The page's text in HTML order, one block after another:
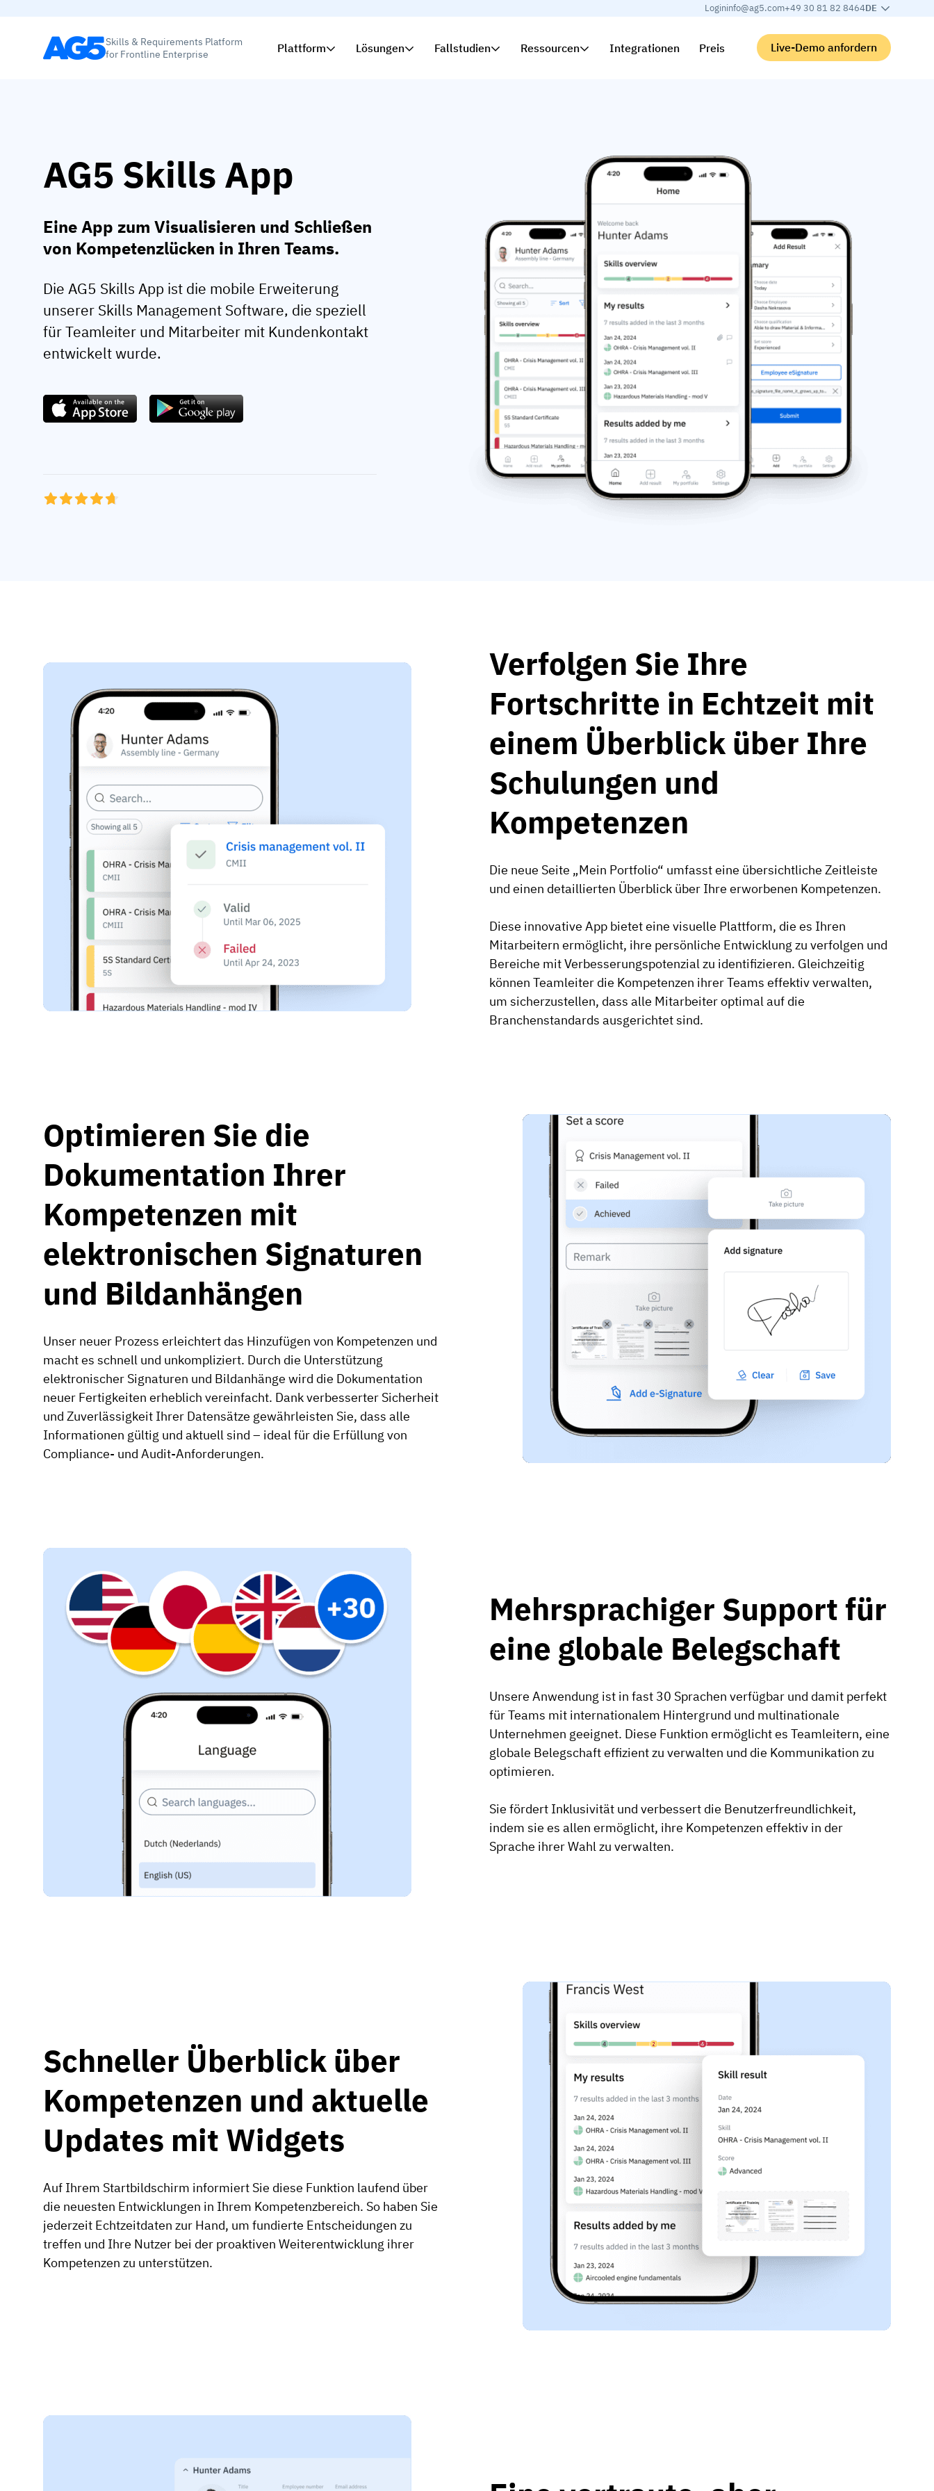
Logininfo@ag5.com+49 30 81 82 8464DE
Skills & Requirements Platform
for Frontline Enterprise
Plattform Lösungen Fallstudien Ressourcen Integrationen Preis Live-Demo anfordern
AG5 Skills App
Eine App zum Visualisieren und Schließen
von Kompetenzlücken in Ihren Teams.
Die AG5 Skills App ist die mobile Erweiterung
unserer Skills Management Software, die speziell
für Teamleiter und Mitarbeiter mit Kundenkontakt
entwickelt wurde.
Verfolgen Sie Ihre
Fortschritte in Echtzeit mit
einem Überblick über Ihre
Schulungen und
Kompetenzen
Die neue Seite „Mein Portfolio“ umfasst eine übersichtliche Zeitleiste
und einen detaillierten Überblick über Ihre erworbenen Kompetenzen.
Diese innovative App bietet eine visuelle Plattform, die es Ihren
Mitarbeitern ermöglicht, ihre persönliche Entwicklung zu verfolgen und
Bereiche mit Verbesserungspotenzial zu identifizieren. Gleichzeitig
können Teamleiter die Kompetenzen ihrer Teams effektiv verwalten,
um sicherzustellen, dass alle Mitarbeiter optimal auf die
Branchenstandards ausgerichtet sind.
Optimieren Sie die
Dokumentation Ihrer
Kompetenzen mit
elektronischen Signaturen
und Bildanhängen
Unser neuer Prozess erleichtert das Hinzufügen von Kompetenzen und
macht es schnell und unkompliziert. Durch die Unterstützung
elektronischer Signaturen und Bildanhänge wird die Dokumentation
neuer Fertigkeiten erheblich vereinfacht. Dank verbesserter Sicherheit
und Zuverlässigkeit Ihrer Datensätze gewährleisten Sie, dass alle
Informationen gültig und aktuell sind – ideal für die Erfüllung von
Compliance- und Audit-Anforderungen.
Mehrsprachiger Support für
eine globale Belegschaft
Unsere Anwendung ist in fast 30 Sprachen verfügbar und damit perfekt
für Teams mit internationalem Hintergrund und multinationale
Unternehmen geeignet. Diese Funktion ermöglicht es Teamleitern, eine
globale Belegschaft effizient zu verwalten und die Kommunikation zu
optimieren.
Sie fördert Inklusivität und verbessert die Benutzerfreundlichkeit,
indem sie es allen ermöglicht, ihre Kompetenzen effektiv in der
Sprache ihrer Wahl zu verwalten.
Schneller Überblick über
Kompetenzen und aktuelle
Updates mit Widgets
Auf Ihrem Startbildschirm informiert Sie diese Funktion laufend über
die neuesten Entwicklungen in Ihrem Kompetenzbereich. So haben Sie
jederzeit Echtzeitdaten zur Hand, um fundierte Entscheidungen zu
treffen und Ihre Nutzer bei der proaktiven Weiterentwicklung ihrer
Kompetenzen zu unterstützen.